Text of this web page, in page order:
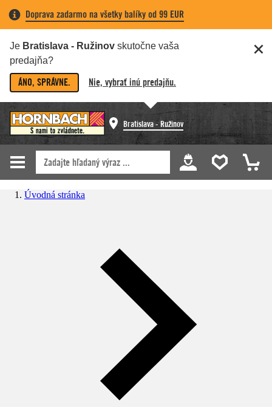
Doprava zadarmo na všetky balíky od 99 EUR
Je Bratislava - Ružinov skutočne vaša
predajňa?
ÁNO, SPRÁVNE. Nie, vybrať inú predajňu.
Bratislava - Ružinov
Úvodná stránka